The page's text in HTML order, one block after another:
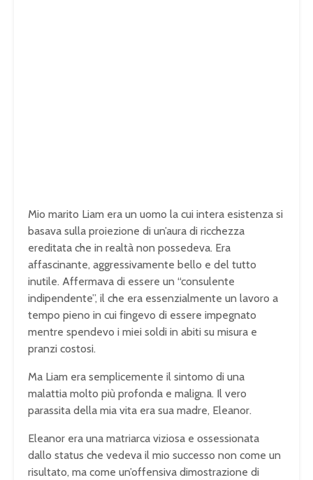
Mio marito Liam era un uomo la cui intera esistenza si
basava sulla proiezione di un’aura di ricchezza
ereditata che in realtà non possedeva. Era
affascinante, aggressivamente bello e del tutto
inutile. Affermava di essere un “consulente
indipendente”, il che era essenzialmente un lavoro a
tempo pieno in cui fingevo di essere impegnato
mentre spendevo i miei soldi in abiti su misura e
pranzi costosi.
Ma Liam era semplicemente il sintomo di una
malattia molto più profonda e maligna. Il vero
parassita della mia vita era sua madre, Eleanor.
Eleanor era una matriarca viziosa e ossessionata
dallo status che vedeva il mio successo non come un
risultato, ma come un’offensiva dimostrazione di